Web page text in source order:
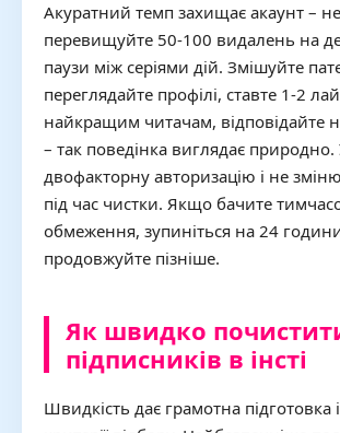
Акуратний темп захищає акаунт – не
перевищуйте 50-100 видалень на
паузи між серіями дій. Змішуйте
переглядайте профілі, ставте 1-2
найкращим читачам, відповідайте
– так поведінка виглядає природно.
двофакторну авторизацію і не
під час чистки. Якщо бачите
обмеження, зупиніться на 24
продовжуйте пізніше.
Як швидко
підписників в інсті
Швидкість дає грамотна підготовка і